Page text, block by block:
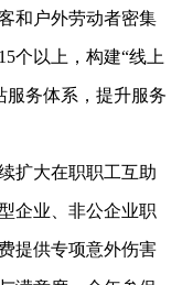
和户外劳动者密集
个以上，构建“线上
服务体系，提升服务
扩大在职职工互助
企业、非公企业职
提供专项意外伤害